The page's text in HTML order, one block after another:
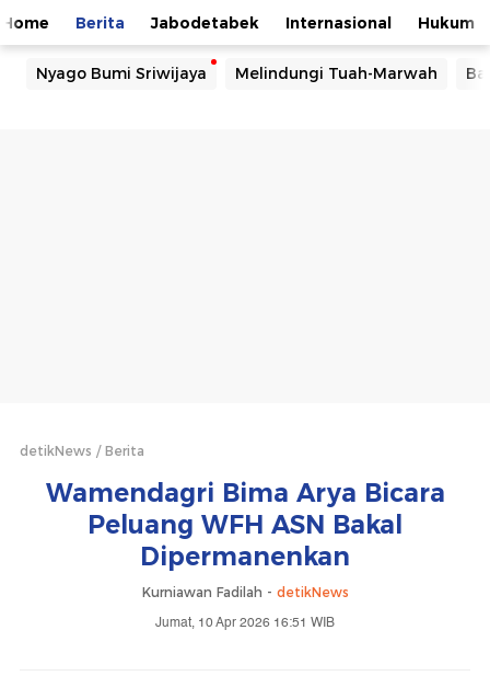
Home Berita Jabodetabek Internasional Hukum
Nyago Bumi Sriwijaya Melindungi Tuah-Marwah
detikNews Berita
Wamendagri Bima Arya Bicara
Peluang WFH ASN Bakal
Dipermanenkan
Kurniawan Fadilah - detikNews
Jumat, 10 Apr 2026 16:51 WIB